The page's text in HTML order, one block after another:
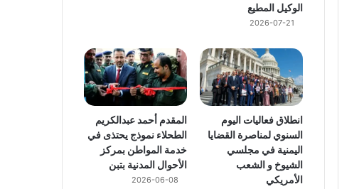
الوكيل المطيع
2026-07-21
انطلاق فعاليات اليوم
السنوي لمناصرة القضايا
اليمنية في مجلسي
الشيوخ و الشعب
الأمريكي
المقدم أحمد عبدالكريم
الطحلاء نموذج يحتذى في
خدمة المواطن بمركز
الأحوال المدنية بتبن
2026-06-08